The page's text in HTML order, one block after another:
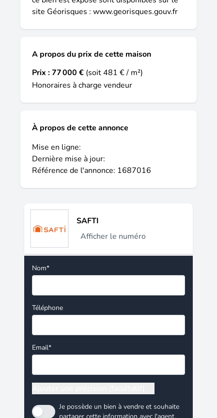
site Géorisques : www.georisques.gouv.fr
A propos du prix de cette maison
Prix :77 000 € (soit 481 € / m²)
Honoraires à charge vendeur
À propos de cette annonce
Mise en ligne:
Dernière mise à jour:
Référence de l'annonce: 1687016
SAFTI
Afficher le numéro
Nom*
Téléphone
Email*
Je possède un bien à vendre et souhaite